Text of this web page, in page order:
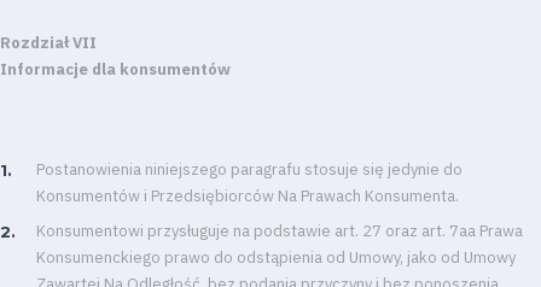
Warta
Foundation
Business
Shop
Rozdział VII
Informacje dla konsumentów
Postanowienia niniejszego paragrafu stosuje się jedynie do
Konsumentów i Przedsiębiorców Na Prawach Konsumenta.
Konsumentowi przysługuje na podstawie art. 27 oraz art. 7aa Prawa
Konsumenckiego prawo do odstąpienia od Umowy, jako od Umowy